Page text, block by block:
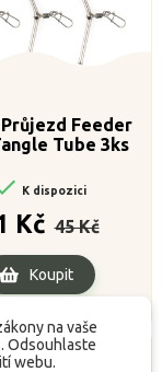
Průjezd Feeder
Tube 3ks
K dispozici
Kč cena
45 Kč
Cena
Koupit
na vaše
Odsouhlaste
webu.